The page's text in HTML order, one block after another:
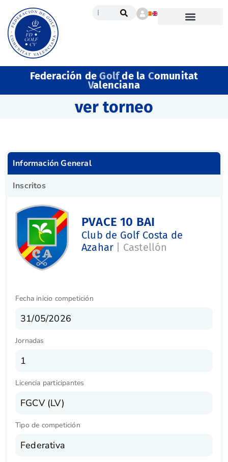
Federación deGolfde la Comunitat
Valenciana
ver torneo
Información General
Inscritos
PVACE 10 BAI
Club de Golf Costa de
Azahar | Castellón
Fecha inicio competición
31/05/2026
Jornadas
1
Licencia participantes
FGCV (LV)
Tipo de competición
Federativa